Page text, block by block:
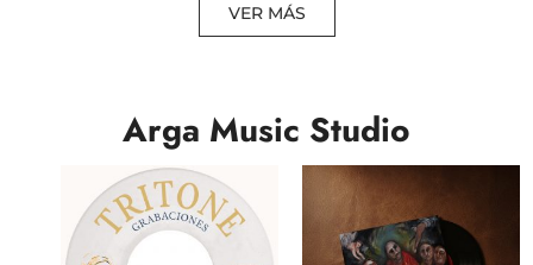
VER MÁS
Arga Music Studio